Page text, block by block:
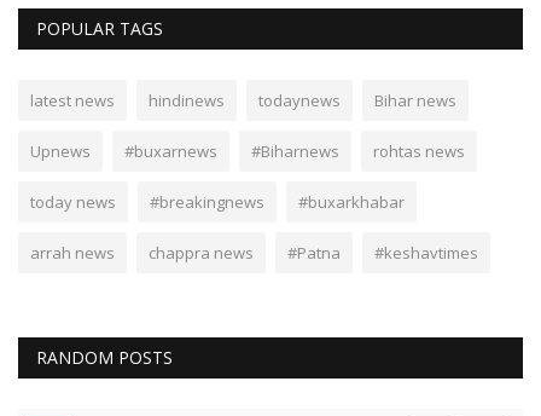
POPULAR TAGS
latest news hindinews todaynews Bihar news
Upnews #buxarnews #Biharnews rohtas news
today news #breakingnews #buxarkhabar
arrah news chappra news #Patna #keshavtimes
RANDOM POSTS